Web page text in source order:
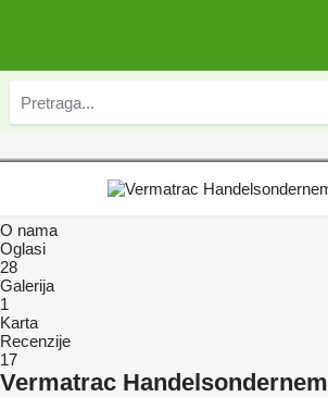
O nama
Oglasi
28
Galerija
1
Karta
Recenzije
17
Vermatrac